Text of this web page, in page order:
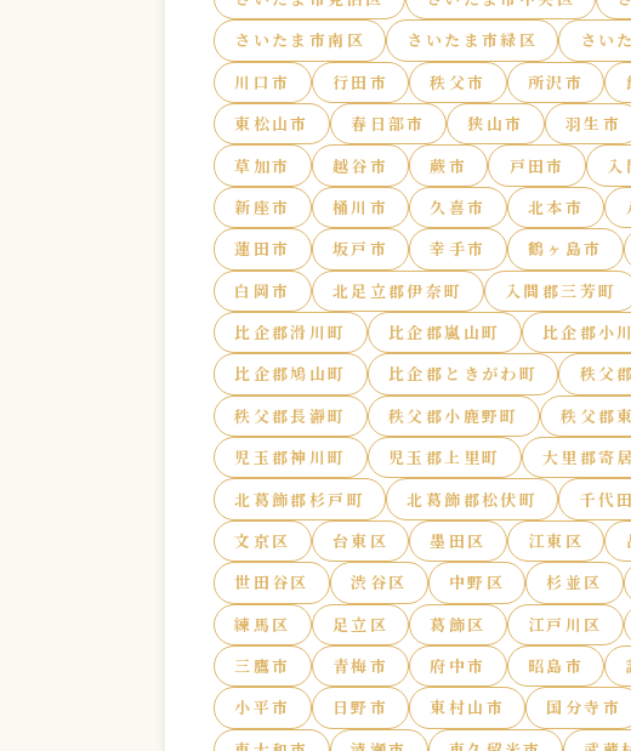
さいたま市南区
さいたま市緑区 さい
川口市
行田市 秩父市 所沢市
東松山市
春日部市 狭山市 羽生市
草加市
越谷市 蕨市 戸田市 入
新座市
桶川市 久喜市 北本市
蓮田市
坂戸市 幸手市 鶴ヶ島市
白岡市
北足立郡伊奈町 入間郡三芳町
比企郡滑川町
比企郡嵐山町 比企郡小
比企郡鳩山町
比企郡ときがわ町 秩父
秩父郡長瀞町
秩父郡小鹿野町 秩父郡
児玉郡神川町
児玉郡上里町 大里郡寄
北葛飾郡杉戸町
北葛飾郡松伏町 千代
文京区
台東区 墨田区 江東区
世田谷区
渋谷区 中野区 杉並区
練馬区
足立区 葛飾区 江戸川区
三鷹市
青梅市 府中市 昭島市
小平市
日野市 東村山市 国分寺市